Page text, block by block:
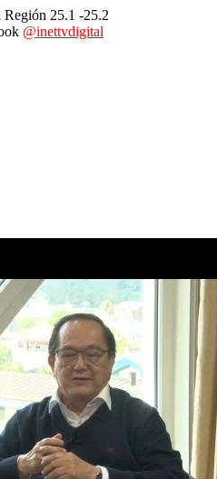
Región 25.1 -25.2
@inettvdigital